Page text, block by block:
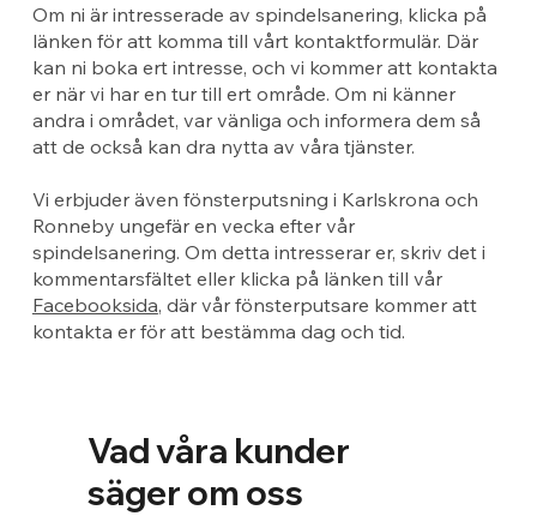
Om ni är intresserade av spindelsanering, klicka på
länken för att komma till vårt kontaktformulär. Där
kan ni boka ert intresse, och vi kommer att kontakta
er när vi har en tur till ert område. Om ni känner
andra i området, var vänliga och informera dem så
att de också kan dra nytta av våra tjänster.
Vi erbjuder även fönsterputsning i Karlskrona och
Ronneby ungefär en vecka efter vår
spindelsanering. Om detta intresserar er, skriv det i
kommentarsfältet eller klicka på länken till vår
Facebooksida, där vår fönsterputsare kommer att
kontakta er för att bestämma dag och tid.
Vad våra kunder
säger om oss